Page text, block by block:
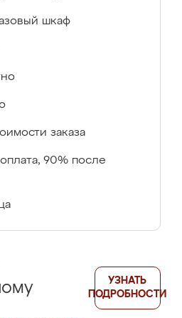
шкаф
заказа
90% после
УЗНАТЬ
ПОДРОБНОСТИ